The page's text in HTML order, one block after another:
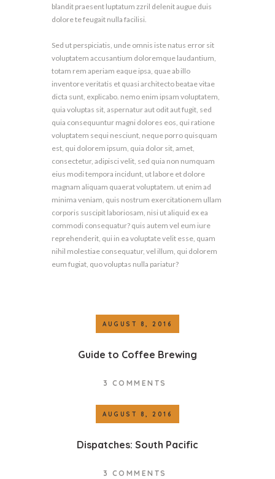
blandit praesent luptatum zzril delenit augue duis
dolore te feugait nulla facilisi.
Sed ut perspiciatis, unde omnis iste natus error sit
voluptatem accusantium doloremque laudantium,
totam rem aperiam eaque ipsa, quae ab illo
inventore veritatis et quasi architecto beatae vitae
dicta sunt, explicabo. nemo enim ipsam voluptatem,
quia voluptas sit, aspernatur aut odit aut fugit, sed
quia consequuntur magni dolores eos, qui ratione
voluptatem sequi nesciunt, neque porro quisquam
est, qui dolorem ipsum, quia dolor sit, amet,
consectetur, adipisci velit, sed quia non numquam
eius modi tempora incidunt, ut labore et dolore
magnam aliquam quaerat voluptatem. ut enim ad
minima veniam, quis nostrum exercitationem ullam
corporis suscipit laboriosam, nisi ut aliquid ex ea
commodi consequatur? quis autem vel eum iure
reprehenderit, qui in ea voluptate velit esse, quam
nihil molestiae consequatur, vel illum, qui dolorem
eum fugiat, quo voluptas nulla pariatur?
AUGUST 8, 2016
Guide to Coffee Brewing
3 COMMENTS
AUGUST 8, 2016
Dispatches: South Pacific
3 COMMENTS